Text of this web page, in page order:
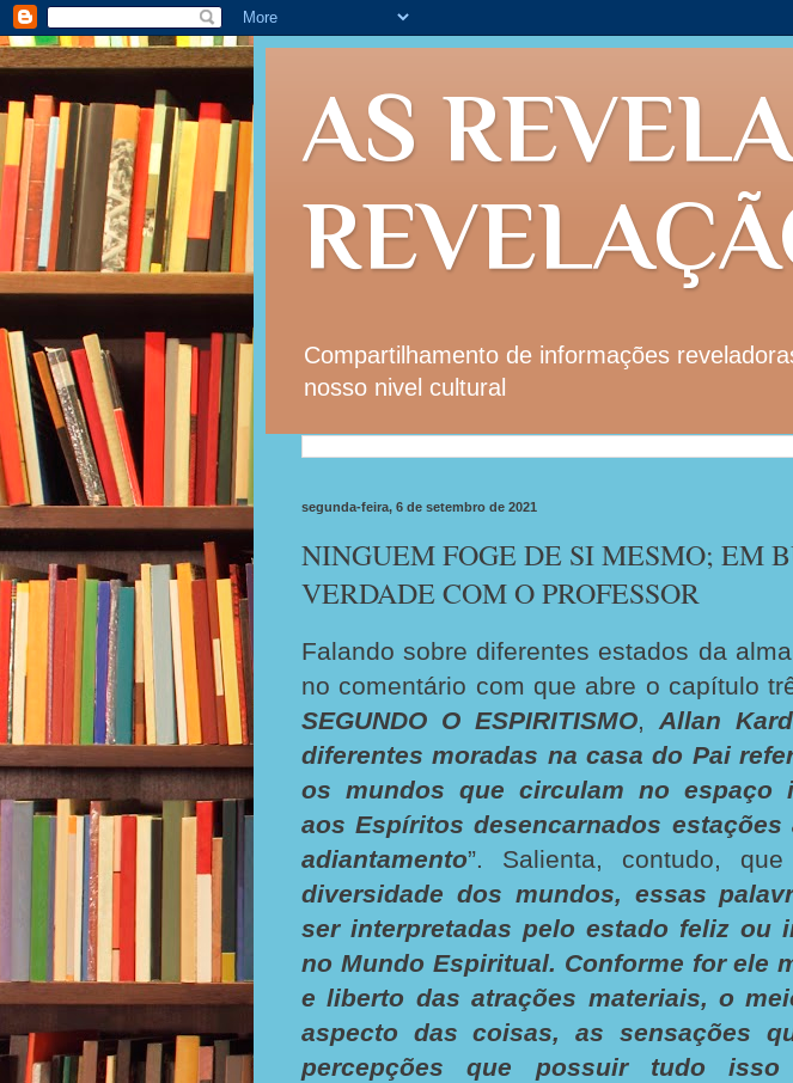
AS
Compartilhamento de informações
nosso nivel cultural
segunda-feira, 6 de setembro de 2021
NINGUEM FOGE DE SI MESMO; EM
VERDADE COM O PROFESSOR
Falando sobre diferentes estados da
no comentário com que abre o capítulo
SEGUNDO O ESPIRITISMO, Allan
diferentes moradas na casa do Pai
os mundos que circulam no espaço
aos Espíritos desencarnados
adiantamento”. Salienta, contudo, que
diversidade dos mundos, essas
ser interpretadas pelo estado feliz ou
no Mundo Espiritual. Conforme for ele
e liberto das atrações materiais, o
aspecto das coisas, as sensações
percepções que possuir tudo